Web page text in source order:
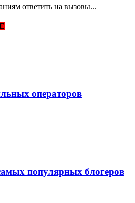
ответить на вызовы...
операторов
популярных блогеров